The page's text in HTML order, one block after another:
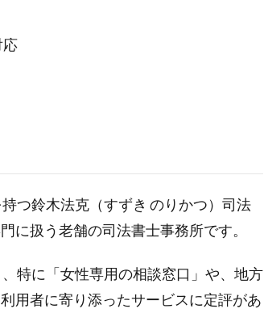
応
つ鈴木法克（すずき のりかつ）司法
に扱う老舗の司法書士事務所です。
特に「女性専用の相談窓口」や、地方
用者に寄り添ったサービスに定評があ